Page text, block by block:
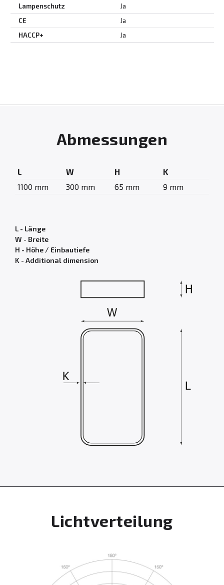
Lampenschutz
Ja
CE
Ja
HACCP+
Ja
Abmessungen
L W H
K
1100 mm
300 mm 65 mm 9 mm
L - Länge
W - Breite
H - Höhe / Einbautiefe
K - Additional dimension
Lichtverteilung